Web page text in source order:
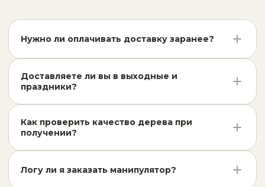
Нужно ли оплачивать доставку заранее?
товара наличными или переводом, либо внести
предоплату по счету. Мы работаем гибко, чтобы вам
Доставляете ли вы в выходные и
праздники?
в воскресенье и праздничные дни согласовываются
заранее с вашим менеджером.
Как проверить качество дерева при
получении?
пиломатериалы в кузове. Мы гарантируем
Логу ли я заказать манипулятор?